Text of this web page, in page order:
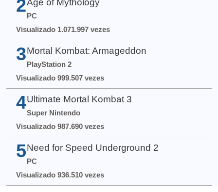
2 Age of Mythology
PC
Visualizado 1.071.997 vezes
3 Mortal Kombat: Armageddon
PlayStation 2
Visualizado 999.507 vezes
4 Ultimate Mortal Kombat 3
Super Nintendo
Visualizado 987.690 vezes
5 Need for Speed Underground 2
PC
Visualizado 936.510 vezes